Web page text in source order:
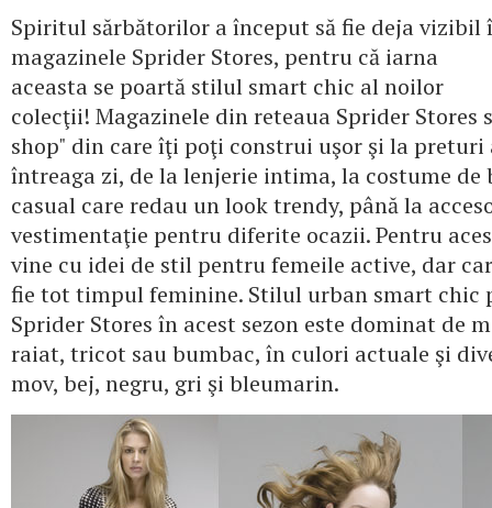
Spiritul sărbătorilor a început să fie deja vizibil
magazinele Sprider Stores, pentru că iarna
aceasta se poartă stilul smart chic al noilor
colecţii! Magazinele din reteaua Sprider Stores
shop" din care îţi poţi construi uşor şi la
întreaga zi, de la lenjerie intima, la costume
casual care redau un look trendy, până la
vestimentaţie pentru diferite ocazii. Pentru
vine cu idei de stil pentru femeile active, dar
fie tot timpul feminine. Stilul urban smart chic
Sprider Stores în acest sezon este dominat de
raiat, tricot sau bumbac, în culori actuale şi
mov, bej, negru, gri şi bleumarin.